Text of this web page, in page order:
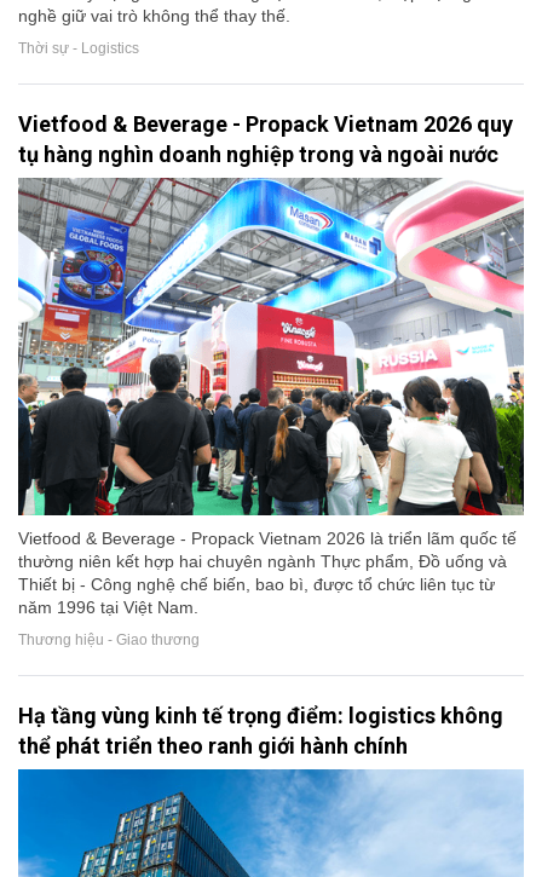
nghề giữ vai trò không thể thay thế.
Thời sự - Logistics
Vietfood & Beverage - Propack Vietnam 2026 quy
tụ hàng nghìn doanh nghiệp trong và ngoài nước
Vietfood & Beverage - Propack Vietnam 2026 là triển lãm quốc tế
thường niên kết hợp hai chuyên ngành Thực phẩm, Đồ uống và
Thiết bị - Công nghệ chế biến, bao bì, được tổ chức liên tục từ
năm 1996 tại Việt Nam.
Thương hiệu - Giao thương
Hạ tầng vùng kinh tế trọng điểm: logistics không
thể phát triển theo ranh giới hành chính